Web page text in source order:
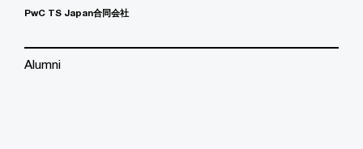
PwC TS Japan合同会社
Alumni